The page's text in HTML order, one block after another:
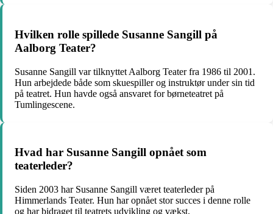
Hvilken rolle spillede Susanne Sangill på
Aalborg Teater?
Susanne Sangill var tilknyttet Aalborg Teater fra 1986 til 2001.
Hun arbejdede både som skuespiller og instruktør under sin tid
på teatret. Hun havde også ansvaret for børneteatret på
Tumlingescene.
Hvad har Susanne Sangill opnået som
teaterleder?
Siden 2003 har Susanne Sangill været teaterleder på
Himmerlands Teater. Hun har opnået stor succes i denne rolle
og har bidraget til teatrets udvikling og vækst.